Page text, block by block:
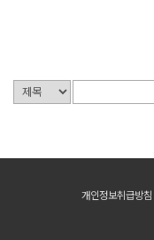
개인정보취급방침